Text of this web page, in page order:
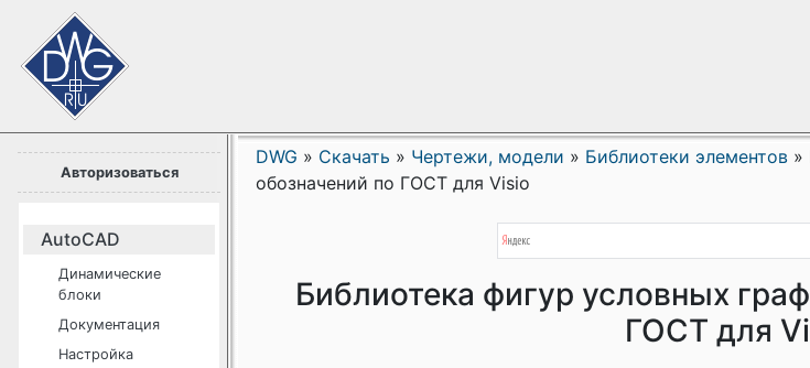
Авторизоваться
AutoCAD
Динамические
блоки
Документация
Настройка
DWG » Скачать » Чертежи, модели » Библиотеки элементов »
обозначений по ГОСТ для Visio
Библиотека фигур условных
ГОСТ для